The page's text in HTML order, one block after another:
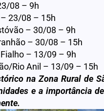
08 – 9h
23/08 – 15h
– 30/08 – 9h
– 30/08 – 15h
– 13/09 – 9h
Rio Anil – 13/09 – 15h
na Zona Rural de
e a importância